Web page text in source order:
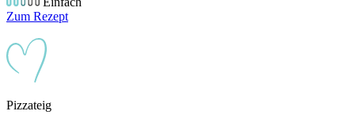
Zum Rezept
Pizzateig